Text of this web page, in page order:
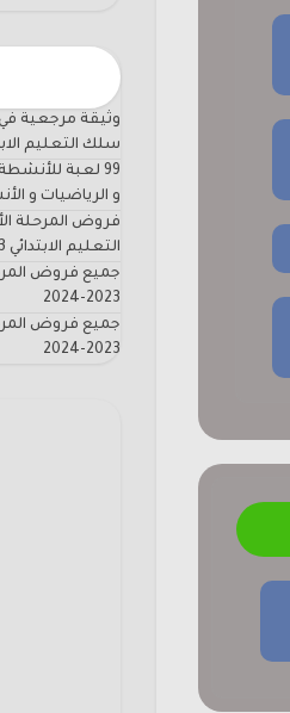
وثيقة مرجعية في
سلك التعليم
99 لعبة
و الرياضيات و
فروض المرحلة
التعليم الابتدائي 2023-2024
جميع فروض
2023-2024
جميع فروض
2023-2024